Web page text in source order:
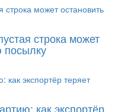
строка может